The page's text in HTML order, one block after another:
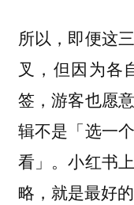
所以，即便这
叉，但因为各
签，游客也愿
辑不是「选一
看」。小红书
略，就是最好的